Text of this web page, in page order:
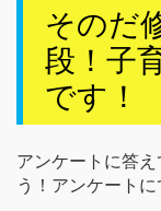
そのだ
段！子
です！
アンケートに答
う！アンケート